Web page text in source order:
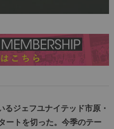
ジェフユナイテッド市原・
ートを切った。今季のテー